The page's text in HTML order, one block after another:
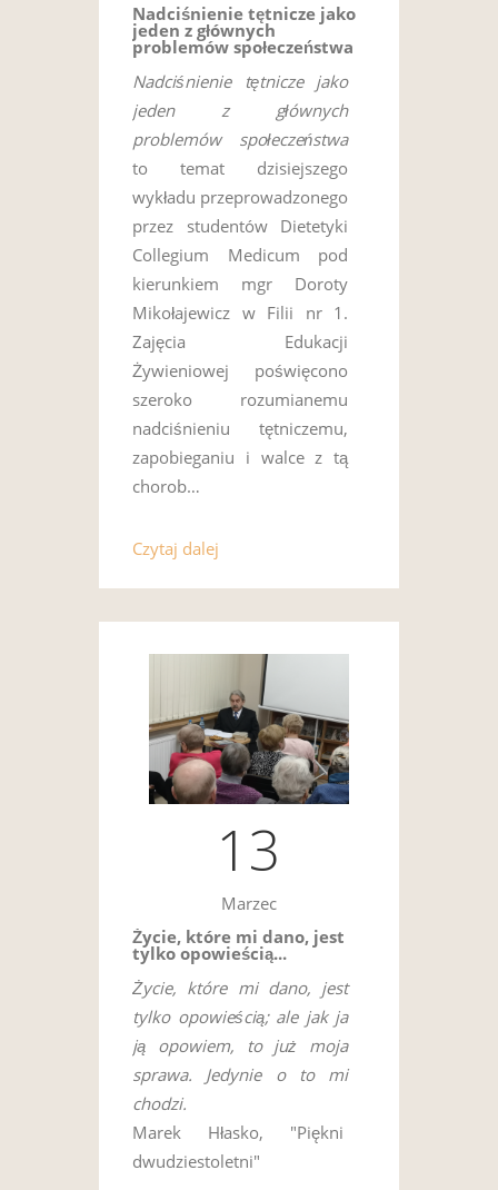
Nadciśnienie tętnicze jako
jeden z głównych
problemów społeczeństwa
Nadciśnienie tętnicze jako
jeden z głównych
problemów społeczeństwa
to temat dzisiejszego
wykładu przeprowadzonego
przez studentów Dietetyki
Collegium Medicum pod
kierunkiem mgr Doroty
Mikołajewicz w Filii nr 1.
Zajęcia Edukacji
Żywieniowej poświęcono
szeroko rozumianemu
nadciśnieniu tętniczemu,
zapobieganiu i walce z tą
chorob…
Czytaj dalej
13
Marzec
Życie, które mi dano, jest
tylko opowieścią...
Życie, które mi dano, jest
tylko opowieścią; ale jak ja
ją opowiem, to już moja
sprawa. Jedynie o to mi
chodzi.
Marek Hłasko, "Piękni
dwudziestoletni"